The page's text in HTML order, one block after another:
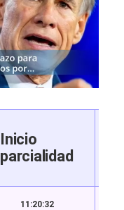
Inicio
parcialidad
11:20:32